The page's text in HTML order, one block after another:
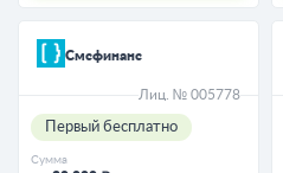
Смсфинанс
Лиц. № 005778
Первый бесплатно
Сумма